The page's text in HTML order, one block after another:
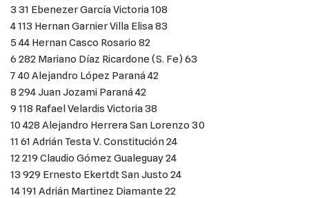
3 31 Ebenezer García Victoria 108
4 113 Hernan Garnier Villa Elisa 83
5 44 Hernan Casco Rosario 82
6 282 Mariano Díaz Ricardone (S. Fe) 63
7 40 Alejandro López Paraná 42
8 294 Juan Jozami Paraná 42
9 118 Rafael Velardis Victoria 38
10 428 Alejandro Herrera San Lorenzo 30
11 61 Adrián Testa V. Constitución 24
12 219 Claudio Gómez Gualeguay 24
13 929 Ernesto Ekertdt San Justo 24
14 191 Adrián Martinez Diamante 22